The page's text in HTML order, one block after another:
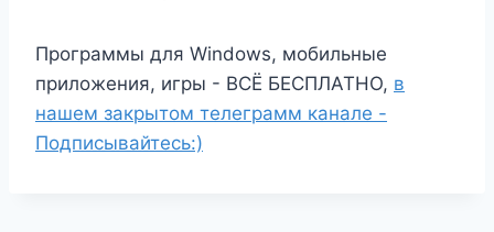
Программы для Windows, мобильные
приложения, игры - ВСЁ БЕСПЛАТНО, в
нашем закрытом телеграмм канале -
Подписывайтесь:)